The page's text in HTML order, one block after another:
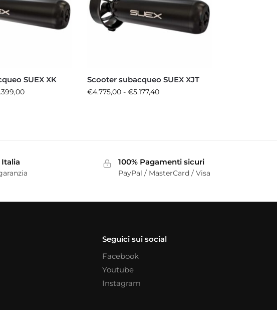
SUEX XK Scooter subacqueo SUEX XJT
€4.775,00 - €5.177,40
Italia 100% Pagamenti sicuri
PayPal / MasterCard / Visa
Seguici sui social
Facebook
Youtube
Instagram